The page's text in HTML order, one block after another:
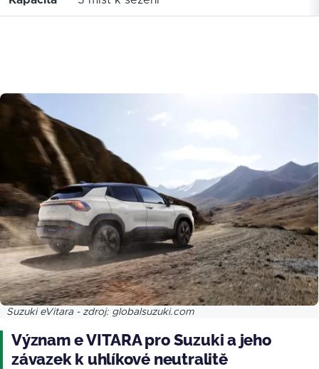
Obrázek
Suzuki eVitara - zdroj: globalsuzuki.com
Význam e VITARA pro Suzuki a jeho
závazek k uhlíkové neutralitě